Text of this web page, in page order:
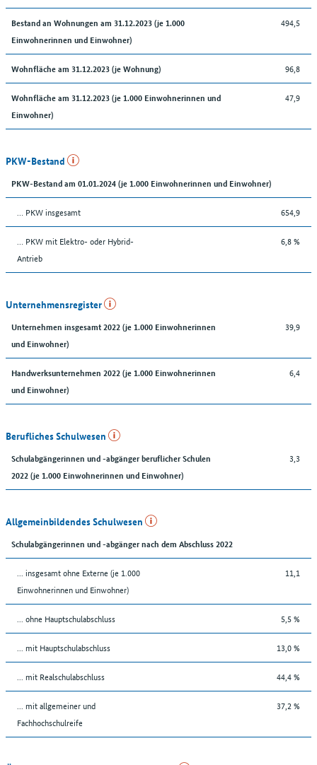
Bestand an Wohnungen am 31.12.2023 (je 1.000
Einwohnerinnen und Einwohner)
494,5
Wohnfläche am 31.12.2023 (je Wohnung) 96,8
Wohnfläche am 31.12.2023 (je 1.000 Einwohnerinnen und
Einwohner)
47,9
PKW-Bestand
PKW-Bestand am 01.01.2024 (je 1.000 Einwohnerinnen und Einwohner)
… PKW insgesamt 654,9
… PKW mit Elektro- oder Hybrid-
Antrieb
6,8 %
Unternehmensregister
Unternehmen insgesamt 2022 (je 1.000 Einwohnerinnen
und Einwohner)
39,9
Handwerksunternehmen 2022 (je 1.000 Einwohnerinnen
und Einwohner)
6,4
Berufliches Schulwesen
Schulabgängerinnen und -abgänger beruflicher Schulen
2022 (je 1.000 Einwohnerinnen und Einwohner)
3,3
Allgemeinbildendes Schulwesen
Schulabgängerinnen und -abgänger nach dem Abschluss 2022
... insgesamt ohne Externe (je 1.000
Einwohnerinnen und Einwohner)
11,1
... ohne Hauptschulabschluss 5,5 %
... mit Hauptschulabschluss 13,0 %
... mit Realschulabschluss 44,4 %
... mit allgemeiner und
Fachhochschulreife
37,2 %